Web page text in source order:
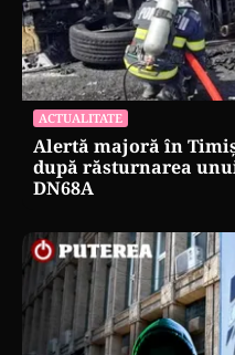
ACTUALITATE
Alertă majoră în
după răsturnarea
DN68A